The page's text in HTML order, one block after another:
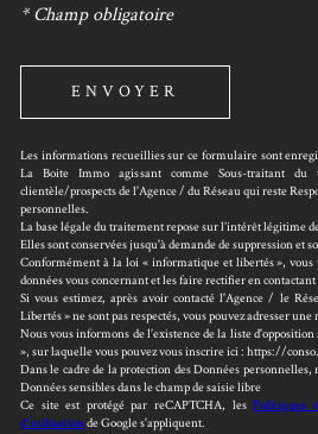
* Champ obligatoire
ENVOYER
Les informations recueillies sur ce formulaire sont
La Boite Immo agissant comme Sous-traitant
clientèle/prospects de l'Agence / du Réseau qui reste
personnelles.
La base légale du traitement repose sur l’intérêt légitime
Elles sont conservées jusqu'à demande de suppression et
Conformément à la loi « informatique et libertés », vous
données vous concernant et les faire rectifier en
Si vous estimez, après avoir contacté l'Agence / le
Libertés » ne sont pas respectés, vous pouvez adresser
Nous vous informons de l’existence de la liste
», sur laquelle vous pouvez vous inscrire ici : https://
Dans le cadre de la protection des Données
Données sensibles dans le champ de saisie libre
Ce site est protégé par reCAPTCHA, lesPolitiques
d'utilisationde Google s'appliquent.